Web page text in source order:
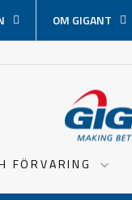
OM GIGANT
FÖRVARING